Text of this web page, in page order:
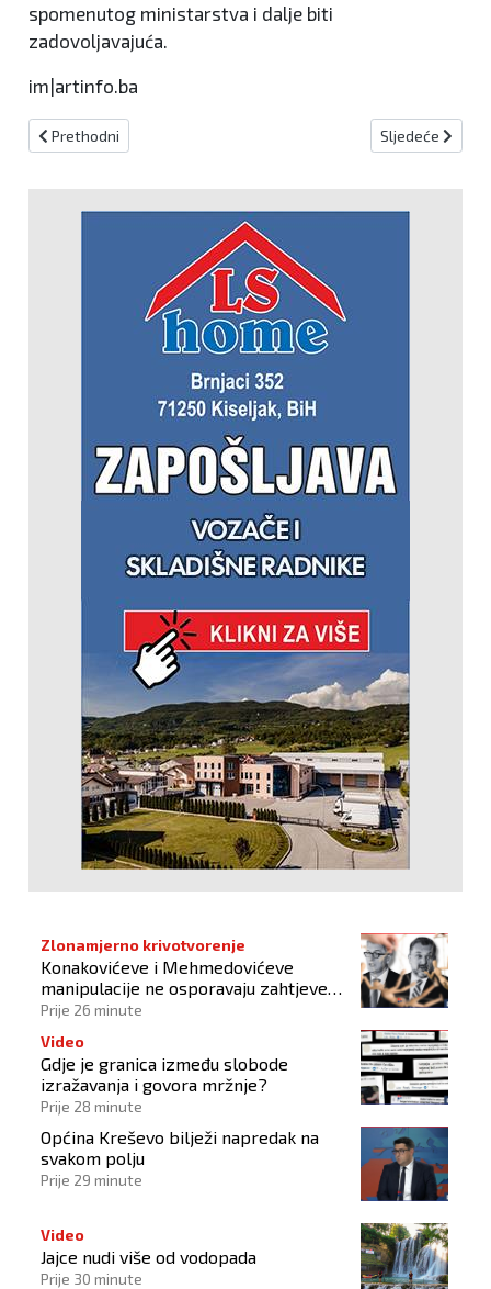
spomenutog ministarstva i dalje biti
zadovoljavajuća.
im|artinfo.ba
Prethodni članak: "Brexit" na čekanju
Prethodni Sljedeći članak:
Sljedeće
Zlonamjerno krivotvorenje
Konakovićeve i Mehmedovićeve
manipulacije ne osporavaju zahtjeve
Hrvata
Prije 26 minute
Video
Gdje je granica između slobode
izražavanja i govora mržnje?
Prije 28 minute
Općina Kreševo bilježi napredak na
svakom polju
Prije 29 minute
Video
Jajce nudi više od vodopada
Prije 30 minute